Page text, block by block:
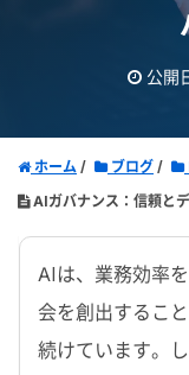
公開
ホーム ブログ
AIガバナンス：信頼と
AIは、業務効率
会を創出するこ
続けています。